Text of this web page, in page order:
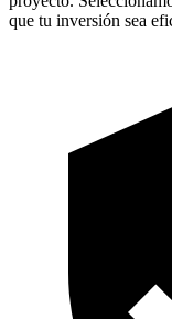
que tu inversión sea